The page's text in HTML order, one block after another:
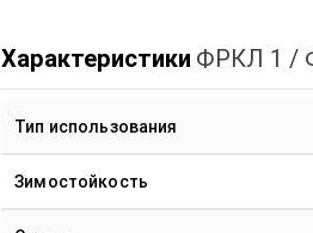
Характеристики ФРКЛ 1 /
Тип использования
Зимостойкость